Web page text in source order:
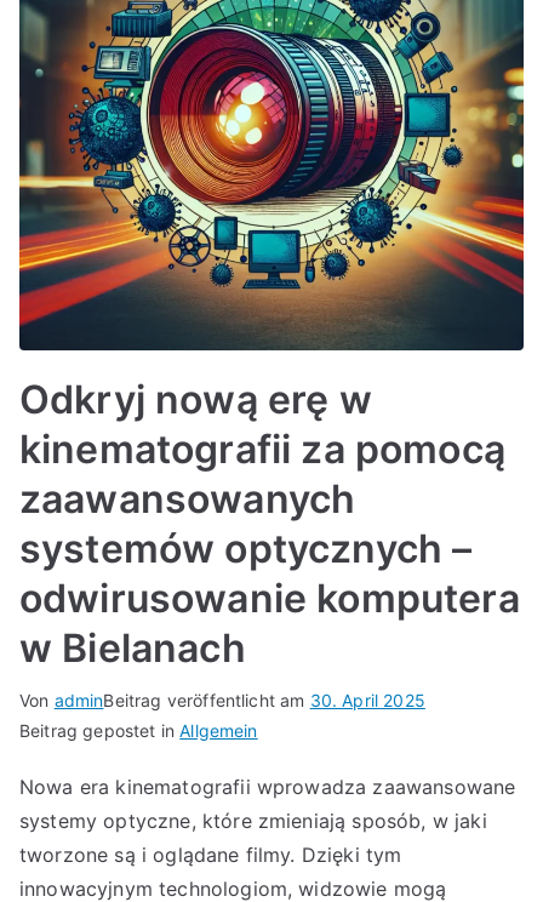
Odkryj nową erę w
kinematografii za pomocą
zaawansowanych
systemów optycznych –
odwirusowanie komputera
w Bielanach
Von adminBeitrag veröffentlicht am 30. April 2025
Beitrag gepostet inAllgemein
Nowa era kinematografii wprowadza zaawansowane
systemy optyczne, które zmieniają sposób, w jaki
tworzone są i oglądane filmy. Dzięki tym
innowacyjnym technologiom, widzowie mogą